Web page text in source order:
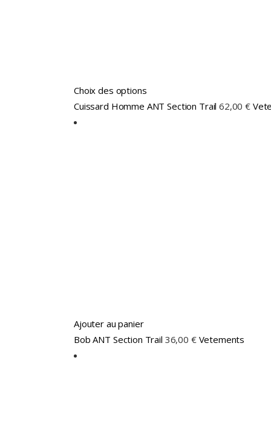
Choix des optionsCe
produit
Cuissard Homme ANT Section Trail 62,00€
Ajouter au panier
Bob ANT Section Trail 36,00 € Vetements